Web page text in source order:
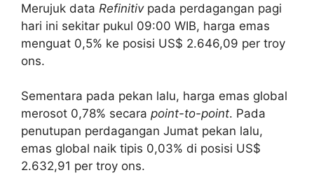
Merujuk data Refinitivpada perdagangan pagi
hari ini sekitar pukul 09:00 WIB, harga emas
menguat 0,5% ke posisi US$ 2.646,09 per troy
ons.
Sementara pada pekan lalu, harga emas global
merosot 0,78% secara point-to-point. Pada
penutupan perdagangan Jumat pekan lalu,
emas global naik tipis 0,03% di posisi US$
2.632,91 per troy ons.